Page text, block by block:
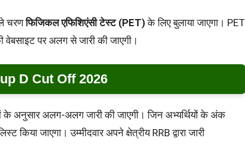
चरणफिजिकल एफिशिएंसी टेस्ट (PET)के लिए बुलाया जाएगा। PET
वेबसाइट पर अलग से जारी की जाएगी।
D Cut Off 2026
अनुसार अलग-अलग जारी की जाएगी। जिन अभ्यर्थियों के अंक
किया जाएगा। उम्मीदवार अपने क्षेत्रीय RRB द्वारा जारी